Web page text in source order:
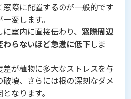
際に配置するのが一般的です
変します。
室内に直接伝わり、 窓際周辺
らないほど急激に低下しま
差が植物に多大なストレスを与
壊、さらには根の深刻なダメ
なります。